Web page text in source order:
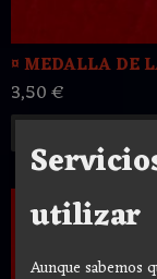
¤ MEDALLA DE
3,50 €
utilizar
Aunque sabemos